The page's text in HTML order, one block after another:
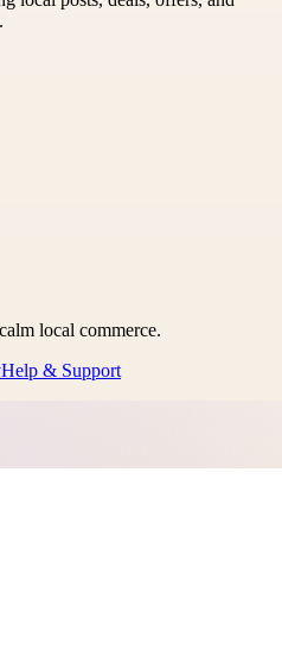
local commerce.
Help & Support